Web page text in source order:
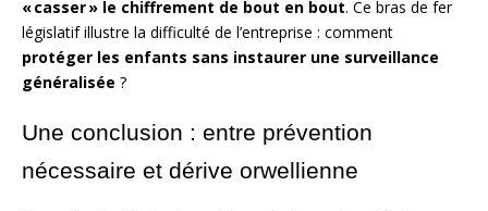
« casser » le chiffrement de bout en bout. Ce bras de fer
législatif illustre la difficulté de l’entreprise : comment
protéger les enfants sans instaurer une surveillance
généralisée ?
Une conclusion : entre prévention
nécessaire et dérive orwellienne